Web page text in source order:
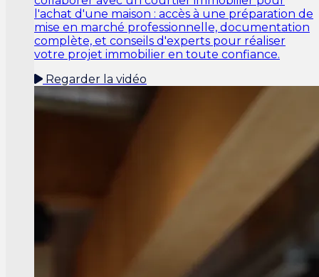
l'achat d'une maison : accès à une préparation de
mise en marché professionnelle, documentation
complète, et conseils d'experts pour réaliser
votre projet immobilier en toute confiance.
Regarder la vidéo